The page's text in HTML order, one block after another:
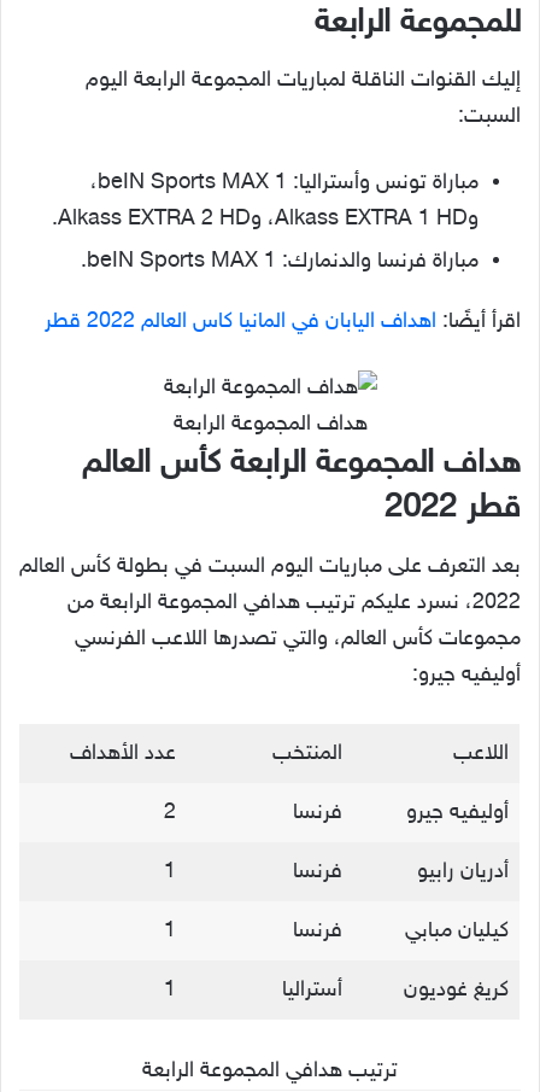
للمجموعة الرابعة
إليك القنوات الناقلة لمباريات المجموعة الرابعة اليوم
السبت:
مباراة تونس وأستراليا: beIN Sports MAX 1،
وAlkass EXTRA 1 HD، وAlkass EXTRA 2 HD.
مباراة فرنسا والدنمارك: beIN Sports MAX 1.
اقرأ أيضًا: اهداف اليابان في المانيا كاس العالم 2022 قطر
هداف المجموعة الرابعة
هداف المجموعة الرابعة كأس العالم
قطر 2022
بعد التعرف على مباريات اليوم السبت في بطولة كأس العالم
2022، نسرد عليكم ترتيب هدافي المجموعة الرابعة من
مجموعات كأس العالم، والتي تصدرها اللاعب الفرنسي
أوليفيه جيرو:
اللاعب المنتخب عدد الأهداف
أوليفيه جيرو فرنسا 2
أدريان رابيو فرنسا 1
كيليان مبابي فرنسا 1
كريغ غوديون أستراليا 1
ترتيب هدافي المجموعة الرابعة